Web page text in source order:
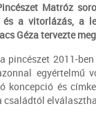
Matróz
a vitorlázás, a
Géza tervezte
pincészet 2011-
egyértelmű
koncepció és
családtól